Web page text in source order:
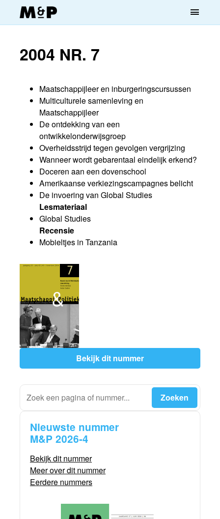
menu
2004 NR. 7
Maatschappijleer en inburgeringscursussen
Multiculturele samenleving en
Maatschappijleer
De ontdekking van een
ontwikkelonderwijsgroep
Overheidsstrijd tegen gevolgen vergrijzing
Wanneer wordt gebarentaal eindelijk erkend?
Doceren aan een dovenschool
Amerikaanse verkiezingscampagnes belicht
De invoering van Global Studies
Lesmateriaal
Global Studies
Recensie
Mobieltjes in Tanzania
Bekijk dit nummer
Nieuwste nummer
M&P 2026-4
Bekijk dit nummer
Meer over dit nummer
Eerdere nummers